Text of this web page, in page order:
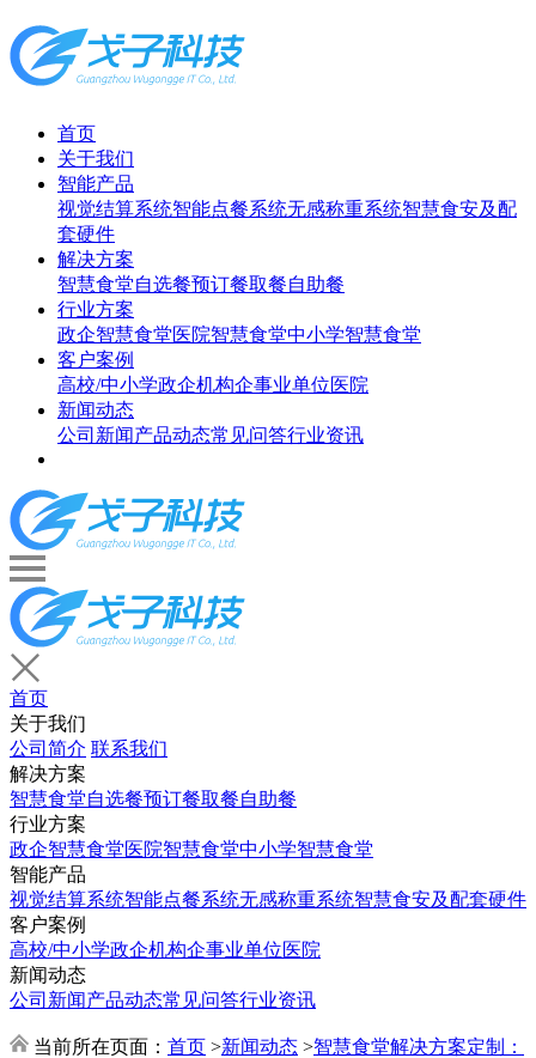
首页
关于我们
智能产品
视觉结算系统智能点餐系统无感称重系统智慧食安及配
套硬件
解决方案
智慧食堂自选餐预订餐取餐自助餐
行业方案
政企智慧食堂医院智慧食堂中小学智慧食堂
客户案例
高校/中小学政企机构企事业单位医院
新闻动态
公司新闻产品动态常见问答行业资讯
首页
关于我们
公司简介 联系我们
解决方案
智慧食堂自选餐预订餐取餐自助餐
行业方案
政企智慧食堂医院智慧食堂中小学智慧食堂
智能产品
视觉结算系统智能点餐系统无感称重系统智慧食安及配套硬件
客户案例
高校/中小学政企机构企事业单位医院
新闻动态
公司新闻产品动态常见问答行业资讯
当前所在页面： 首页 >新闻动态 >智慧食堂解决方案定制：